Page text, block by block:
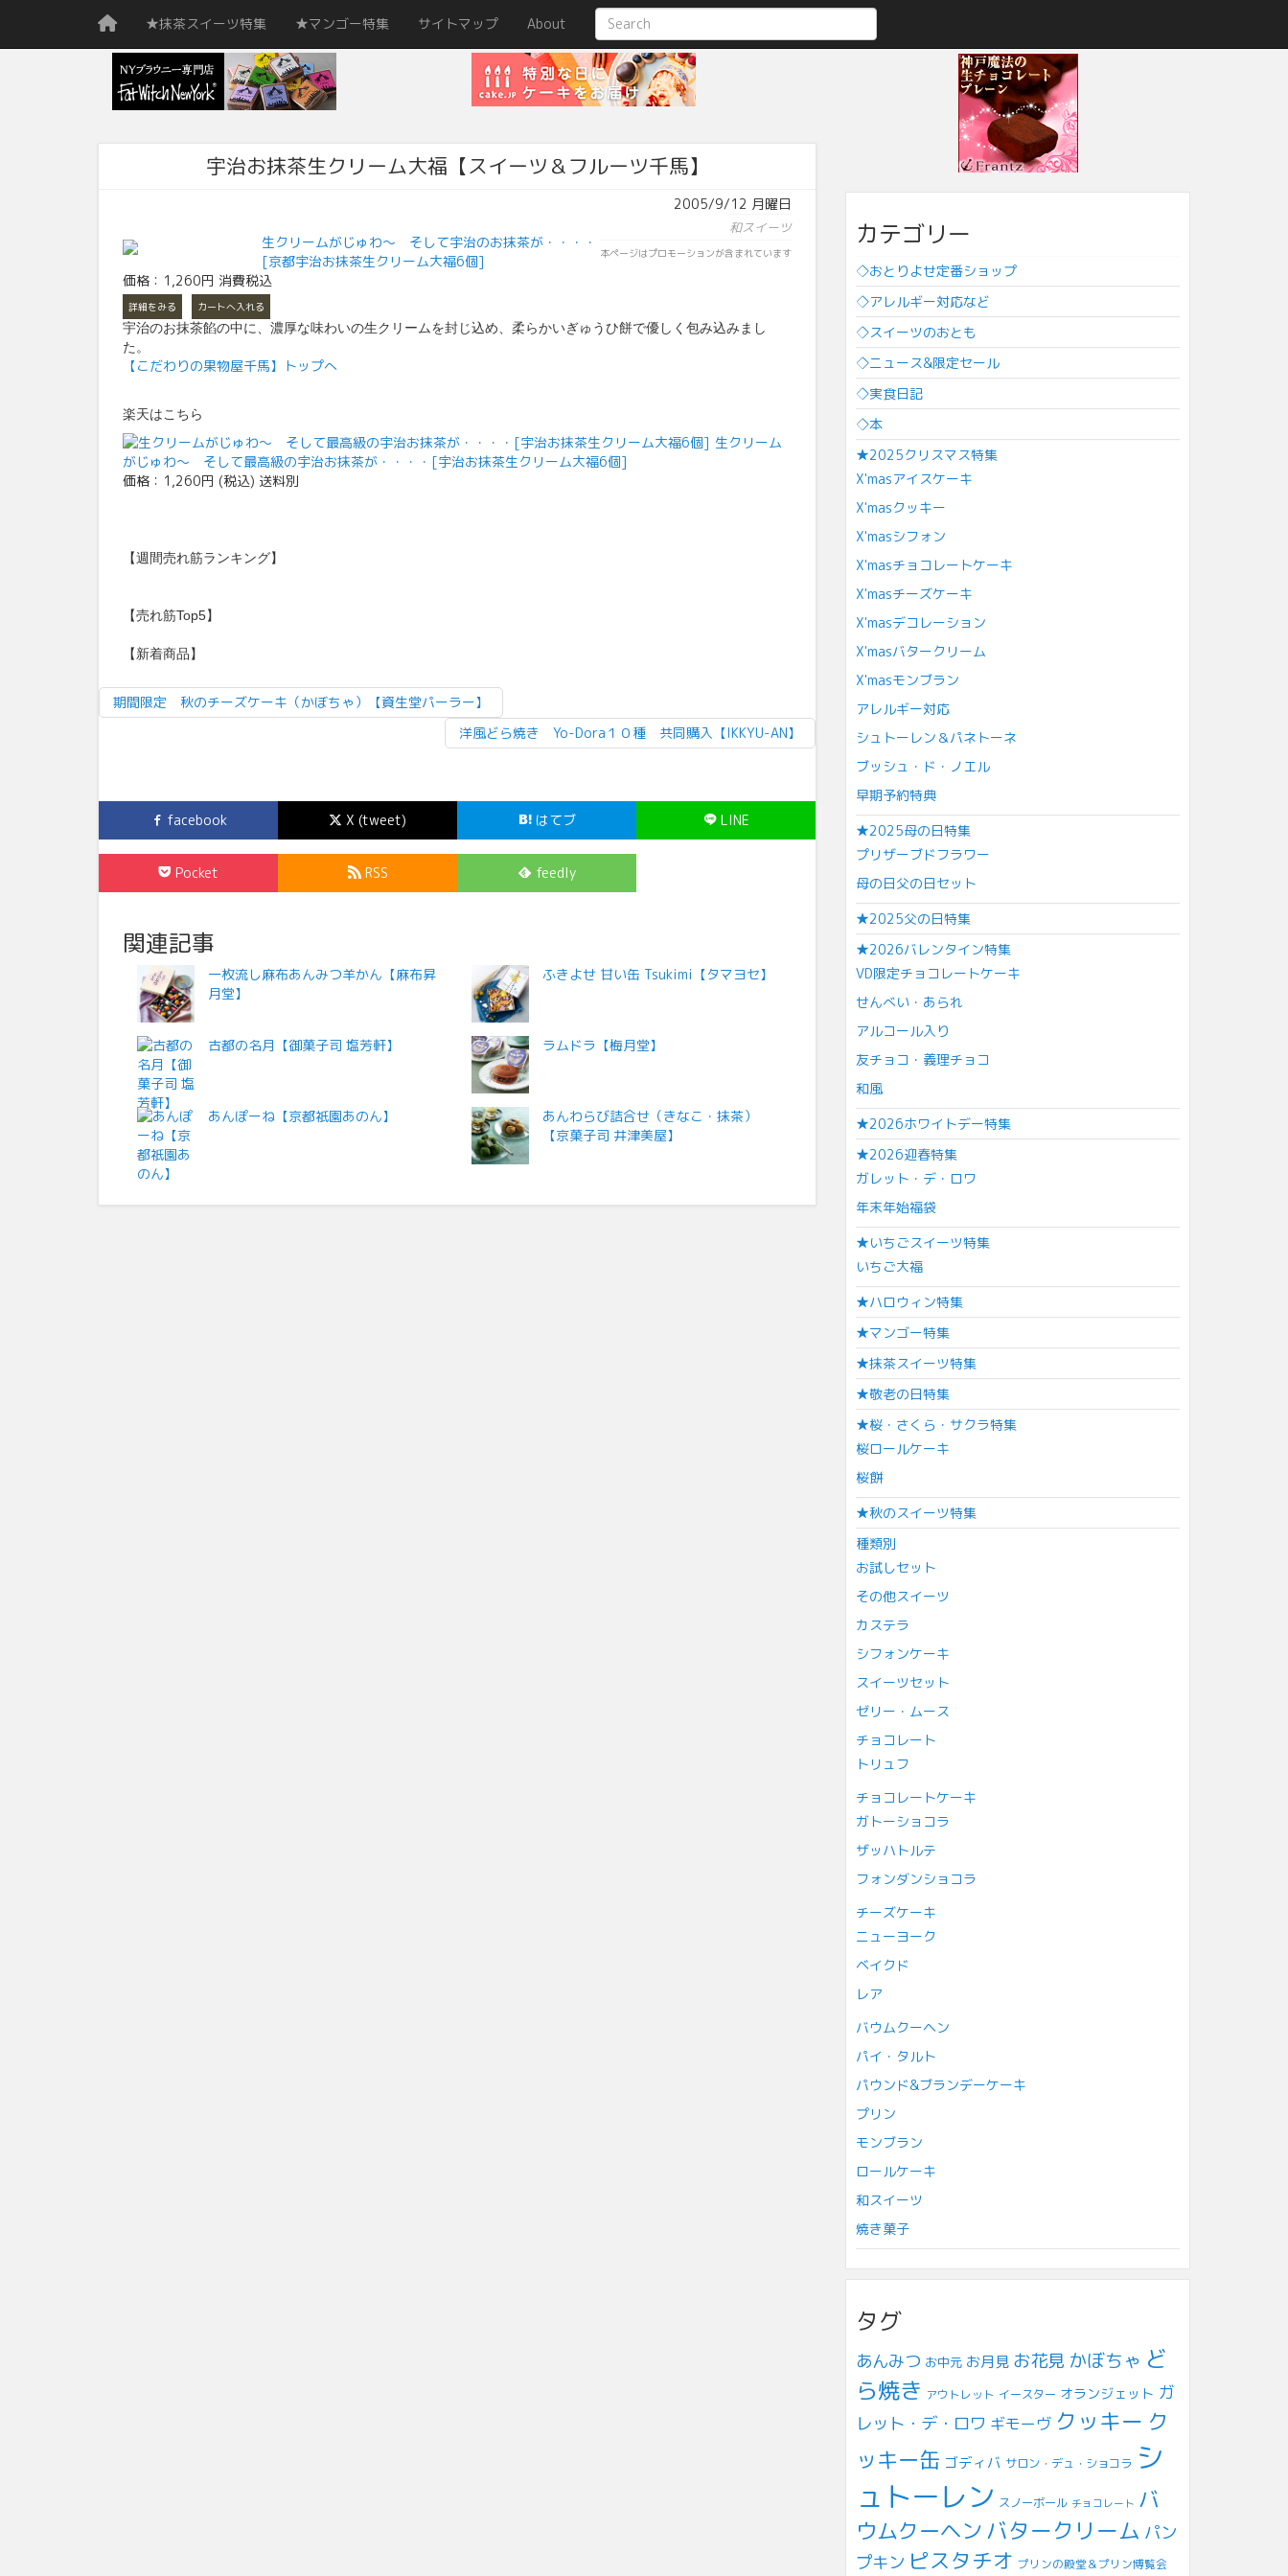
★抹茶スイーツ特集 ★マンゴー特集 サイトマップ About
宇治お抹茶生クリーム大福【スイーツ＆フルーツ千馬】
2005/9/12 月曜日
和スイーツ
本ページはプロモーションが含まれています
生クリームがじゅわ〜 そして宇治のお抹茶が・・・・
[京都宇治お抹茶生クリーム大福6個]
価格：1,260円 消費税込
詳細をみる カートへ入れる
宇治のお抹茶餡の中に、濃厚な味わいの生クリームを封じ込め、柔らかいぎゅうひ餅で優しく包み込みまし
た。
【こだわりの果物屋千馬】トップへ
楽天はこちら
生クリーム
がじゅわ〜 そして最高級の宇治お抹茶が・・・・[宇治お抹茶生クリーム大福6個]
価格：1,260円 (税込) 送料別
【週間売れ筋ランキング】
【売れ筋Top5】
【新着商品】
期間限定 秋のチーズケーキ（かぼちゃ）【資生堂パーラー】
洋風どら焼き Yo-Dora１０種 共同購入【IKKYU-AN】
facebook X (tweet) はてブ LINE
Pocket RSS feedly
関連記事
一枚流し麻布あんみつ羊かん【麻布昇
月堂】
ふきよせ 甘い缶 Tsukimi【タマヨセ】
古都の名月【御菓子司 塩芳軒】 ラムドラ【梅月堂】
あんぽーね【京都祇園あのん】
あんわらび詰合せ（きなこ・抹茶）
【京菓子司 井津美屋】
カテゴリー
◇おとりよせ定番ショップ
◇アレルギー対応など
◇スイーツのおとも
◇ニュース&限定セール
◇実食日記
◇本
★2025クリスマス特集
X'masアイスケーキ
X'masクッキー
X'masシフォン
X'masチョコレートケーキ
X'masチーズケーキ
X'masデコレーション
X'masバタークリーム
X'masモンブラン
アレルギー対応
シュトーレン＆パネトーネ
ブッシュ・ド・ノエル
早期予約特典
★2025母の日特集
プリザーブドフラワー
母の日父の日セット
★2025父の日特集
★2026バレンタイン特集
VD限定チョコレートケーキ
せんべい・あられ
アルコール入り
友チョコ・義理チョコ
和風
★2026ホワイトデー特集
★2026迎春特集
ガレット・デ・ロワ
年末年始福袋
★いちごスイーツ特集
いちご大福
★ハロウィン特集
★マンゴー特集
★抹茶スイーツ特集
★敬老の日特集
★桜・さくら・サクラ特集
桜ロールケーキ
桜餅
★秋のスイーツ特集
種類別
お試しセット
その他スイーツ
カステラ
シフォンケーキ
スイーツセット
ゼリー・ムース
チョコレート
トリュフ
チョコレートケーキ
ガトーショコラ
ザッハトルテ
フォンダンショコラ
チーズケーキ
ニューヨーク
ベイクド
レア
バウムクーヘン
パイ・タルト
パウンド&ブランデーケーキ
プリン
モンブラン
ロールケーキ
和スイーツ
焼き菓子
タグ
あんみつ お中元 お月見 お花見 かぼちゃ ど
ら焼き アウトレット イースター オランジェット ガ
レット・デ・ロワ ギモーヴ クッキー ク
ッキー缶 ゴディバ サロン・デュ・ショコラ シ
ュトーレン スノーボール チョコレート バ
ウムクーヘンバタークリーム パン
プキン ピスタチオ プリンの殿堂＆プリン博覧会